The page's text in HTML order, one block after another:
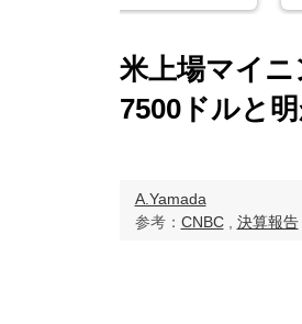
米上場マイ
7500ドルと
A.Yamada
参考： CNBC, 決算報告